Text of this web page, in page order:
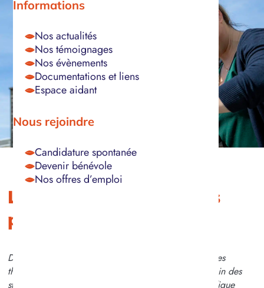
Informations
Nos actualités
Nos témoignages
Nos évènements
Documentations et liens
Espace aidant
Nous rejoindre
Candidature spontanée
Devenir bénévole
Nos offres d’emploi
Les axes thérapeutiques
proposés à Lépine
Dans le cadre de ces activités, de nouvelles approches
thérapeutiques se développent progressivement au sein des
structures. Elles permettent de fixer un objectif spécifique